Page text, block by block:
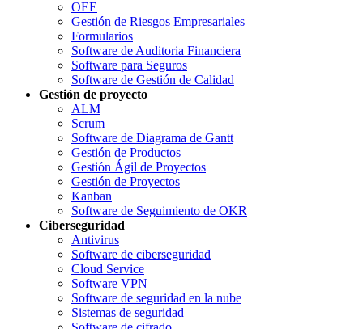
OEE
Gestión de Riesgos Empresariales
Formularios
Software de Auditoria Financiera
Software para Seguros
Software de Gestión de Calidad
Gestión de proyecto
ALM
Scrum
Software de Diagrama de Gantt
Gestión de Productos
Gestión Ágil de Proyectos
Gestión de Proyectos
Kanban
Software de Seguimiento de OKR
Ciberseguridad
Antivirus
Software de ciberseguridad
Cloud Service
Software VPN
Software de seguridad en la nube
Sistemas de seguridad